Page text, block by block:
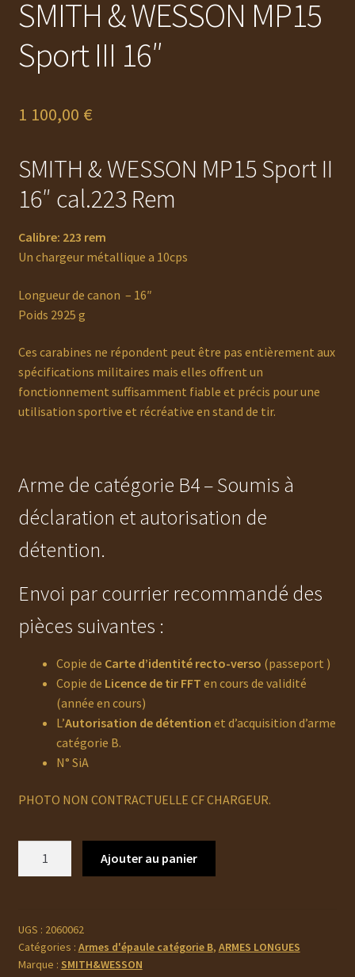
SMITH & WESSON MP15
Sport III 16″
1 100,00 €
SMITH & WESSON MP15 Sport II
16″ cal.223 Rem
Calibre: 223 rem
Un chargeur métallique a 10cps
Longueur de canon – 16″
Poids 2925 g
Ces carabines ne répondent peut être pas entièrement aux
spécifications militaires mais elles offrent un
fonctionnement suffisamment fiable et précis pour une
utilisation sportive et récréative en stand de tir.
Arme de catégorie B4 – Soumis à
déclaration et autorisation de
détention.
Envoi par courrier recommandé des
pièces suivantes :
Copie de Carte d’identité recto-verso (passeport )
Copie de Licence de tir FFT en cours de validité
(année en cours)
L’Autorisation de détention et d’acquisition d’arme
catégorie B.
N° SiA
PHOTO NON CONTRACTUELLE CF CHARGEUR.
WESSON
MP15
Sport
Ajouter au panier
UGS : 2060062
Catégories : Armes d'épaule catégorie B, ARMES LONGUES
Marque : SMITH&WESSON